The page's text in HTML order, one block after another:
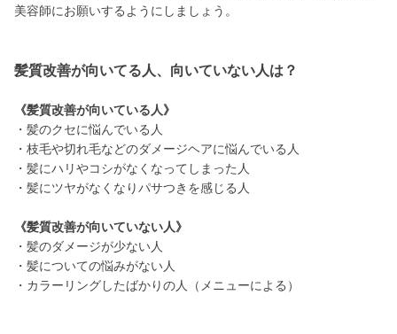
美容師にお願いするようにしましょう。
髪質改善が向いてる人、向いていない人は？
《髪質改善が向いている人》
・髪のクセに悩んでいる人
・枝毛や切れ毛などのダメージヘアに悩んでいる人
・髪にハリやコシがなくなってしまった人
・髪にツヤがなくなりパサつきを感じる人
《髪質改善が向いていない人》
・髪のダメージが少ない人
・髪についての悩みがない人
・カラーリングしたばかりの人（メニューによる）